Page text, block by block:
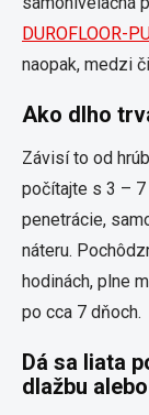
DUROFLOOR-
naopak, medzi
Ako dlho
Závisí to od
počítajte s 3 – 7
penetrácie,
náteru.
hodinách, plne
po cca 7 dňoch.
Dá sa liata
dlažbu